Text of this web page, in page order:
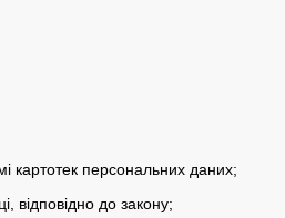
картотек персональних даних;
відповідно до закону;